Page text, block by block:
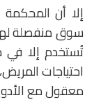
إلا أن
سوق منفصلة
تُستخدم إلا في
احتياجات
معقول مع